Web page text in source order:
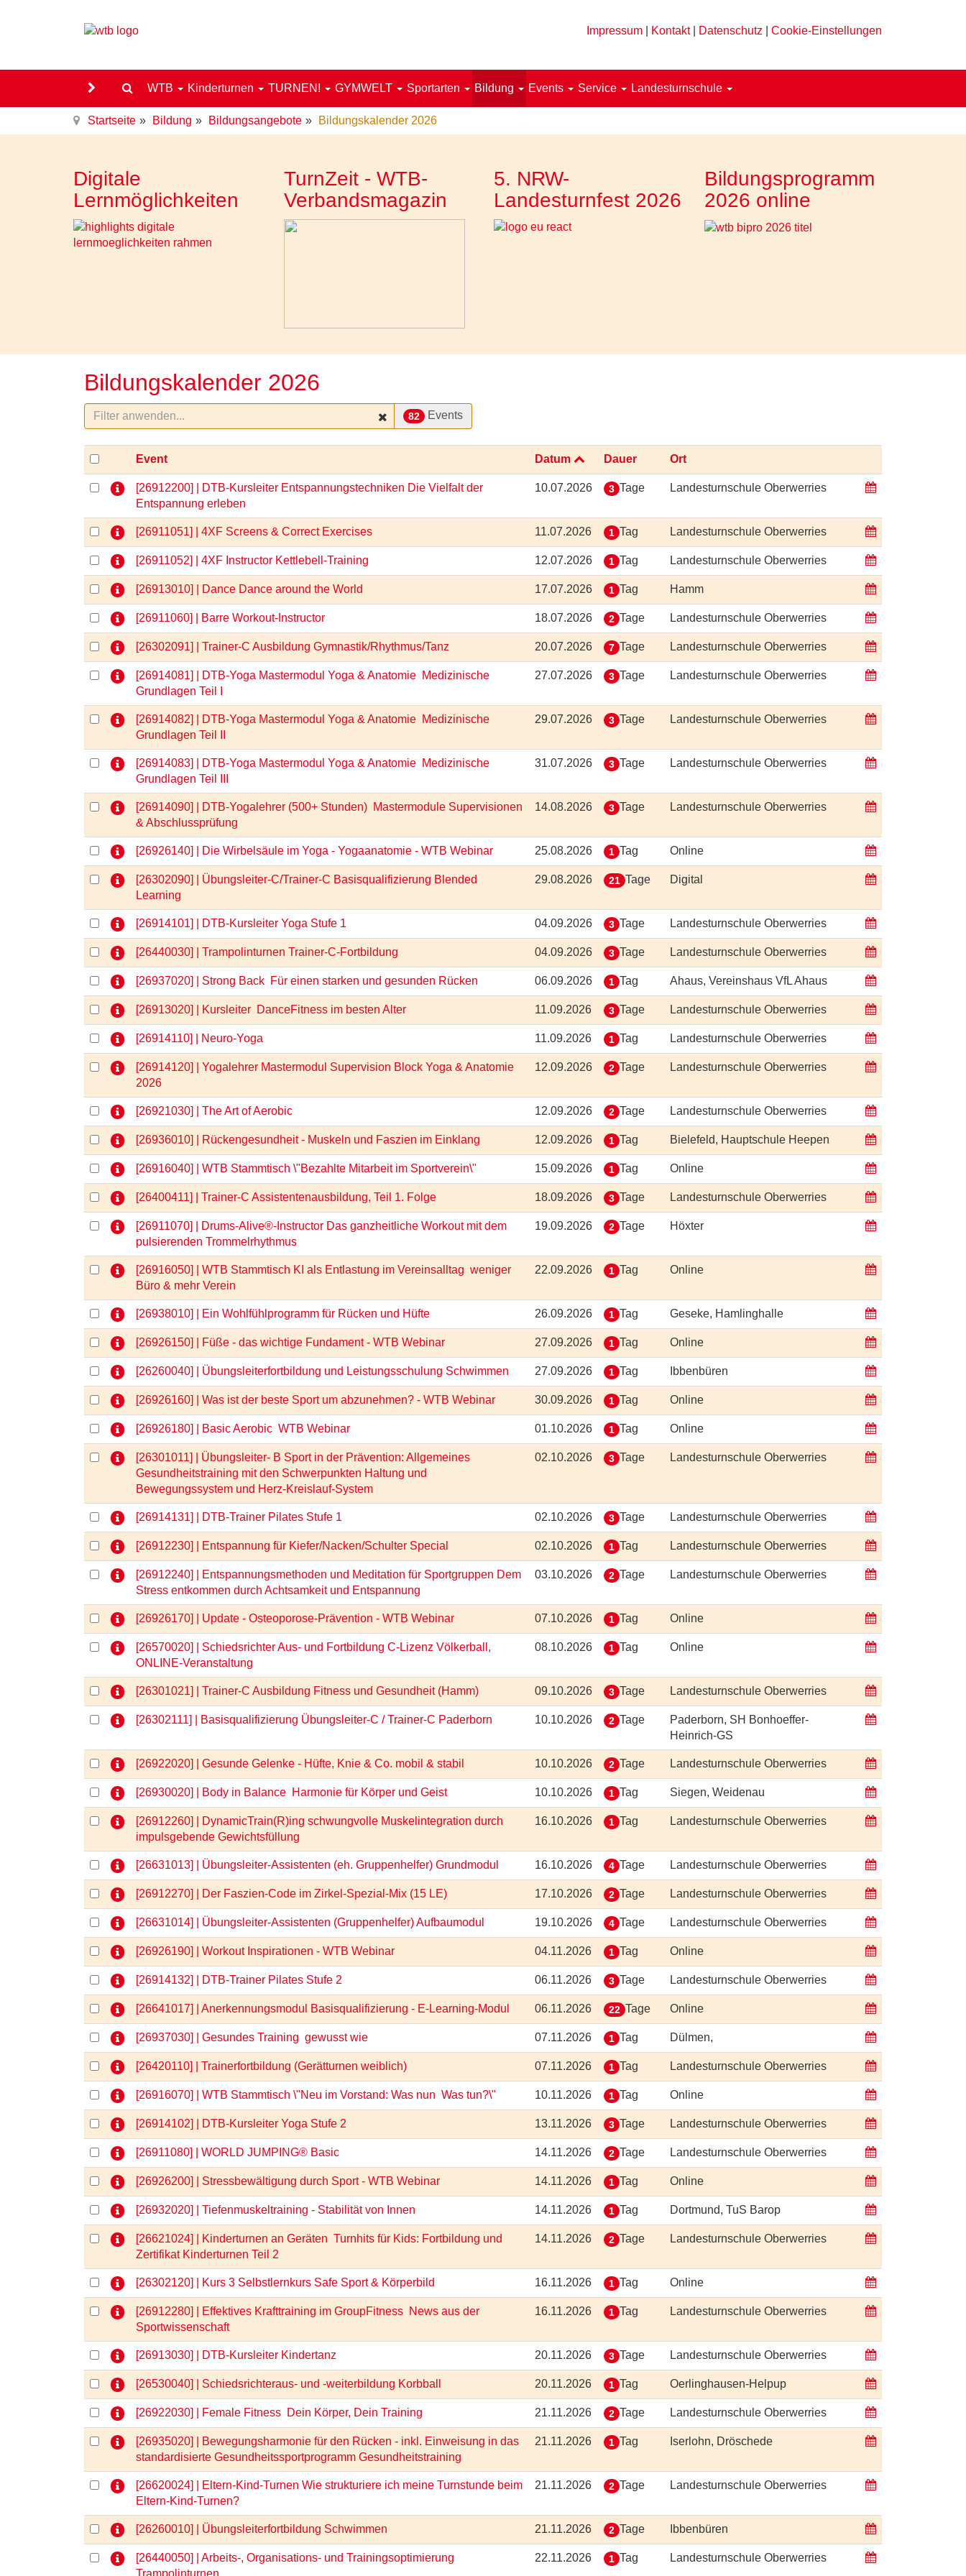
Impressum Kontakt| Datenschutz Cookie-Einstellungen
WTB Kinderturnen TURNEN! GYMWELT Sportarten Bildung Events Service Landesturnschule
Startseite Bildung Bildungsangebote Bildungskalender 2026
Digitale
Lernmöglichkeiten
TurnZeit - WTB-
Verbandsmagazin
5. NRW-
Landesturnfest 2026
Bildungsprogramm
2026 online
Bildungskalender 2026
82 Events
Event Datum Dauer Ort
[26912200] | DTB-Kursleiter Entspannungstechniken Die Vielfalt der
Entspannung erleben
10.07.2026 3 Tage Landesturnschule Oberwerries
[26911051] | 4XF Screens & Correct Exercises 11.07.2026 1 Tag Landesturnschule Oberwerries
[26911052] | 4XF Instructor Kettlebell-Training 12.07.2026 1 Tag Landesturnschule Oberwerries
[26913010] | Dance Dance around the World 17.07.2026 1 Tag Hamm
[26911060] | Barre Workout-Instructor 18.07.2026 2 Tage Landesturnschule Oberwerries
[26302091] | Trainer-C Ausbildung Gymnastik/Rhythmus/Tanz 20.07.2026 7 Tage Landesturnschule Oberwerries
[26914081] | DTB-Yoga Mastermodul Yoga & Anatomie  Medizinische
Grundlagen Teil I
27.07.2026 3 Tage Landesturnschule Oberwerries
[26914082] | DTB-Yoga Mastermodul Yoga & Anatomie  Medizinische
Grundlagen Teil II
29.07.2026 3 Tage Landesturnschule Oberwerries
[26914083] | DTB-Yoga Mastermodul Yoga & Anatomie  Medizinische
Grundlagen Teil III
31.07.2026 3 Tage Landesturnschule Oberwerries
[26914090] | DTB-Yogalehrer (500+ Stunden)  Mastermodule Supervisionen
& Abschlussprüfung
14.08.2026 3 Tage Landesturnschule Oberwerries
[26926140] | Die Wirbelsäule im Yoga - Yogaanatomie - WTB Webinar 25.08.2026 1 Tag Online
[26302090] | Übungsleiter-C/Trainer-C Basisqualifizierung Blended
Learning
29.08.2026 21 Tage Digital
[26914101] | DTB-Kursleiter Yoga Stufe 1 04.09.2026 3 Tage Landesturnschule Oberwerries
[26440030] | Trampolinturnen Trainer-C-Fortbildung 04.09.2026 3 Tage Landesturnschule Oberwerries
[26937020] | Strong Back  Für einen starken und gesunden Rücken 06.09.2026 1 Tag Ahaus, Vereinshaus VfL Ahaus
[26913020] | Kursleiter  DanceFitness im besten Alter 11.09.2026 3 Tage Landesturnschule Oberwerries
[26914110] | Neuro-Yoga 11.09.2026 1 Tag Landesturnschule Oberwerries
[26914120] | Yogalehrer Mastermodul Supervision Block Yoga & Anatomie
2026
12.09.2026 2 Tage Landesturnschule Oberwerries
[26921030] | The Art of Aerobic 12.09.2026 2 Tage Landesturnschule Oberwerries
[26936010] | Rückengesundheit - Muskeln und Faszien im Einklang 12.09.2026 1 Tag Bielefeld, Hauptschule Heepen
[26916040] | WTB Stammtisch \"Bezahlte Mitarbeit im Sportverein\" 15.09.2026 1 Tag Online
[26400411] | Trainer-C Assistentenausbildung, Teil 1. Folge 18.09.2026 3 Tage Landesturnschule Oberwerries
[26911070] | Drums-Alive®-Instructor Das ganzheitliche Workout mit dem
pulsierenden Trommelrhythmus
19.09.2026 2 Tage Höxter
[26916050] | WTB Stammtisch KI als Entlastung im Vereinsalltag  weniger
Büro & mehr Verein
22.09.2026 1 Tag Online
[26938010] | Ein Wohlfühlprogramm für Rücken und Hüfte 26.09.2026 1 Tag Geseke, Hamlinghalle
[26926150] | Füße - das wichtige Fundament - WTB Webinar 27.09.2026 1 Tag Online
[26260040] | Übungsleiterfortbildung und Leistungsschulung Schwimmen 27.09.2026 1 Tag Ibbenbüren
[26926160] | Was ist der beste Sport um abzunehmen? - WTB Webinar 30.09.2026 1 Tag Online
[26926180] | Basic Aerobic  WTB Webinar 01.10.2026 1 Tag Online
[26301011] | Übungsleiter- B Sport in der Prävention: Allgemeines
Gesundheitstraining mit den Schwerpunkten Haltung und
Bewegungssystem und Herz-Kreislauf-System
02.10.2026 3 Tage Landesturnschule Oberwerries
[26914131] | DTB-Trainer Pilates Stufe 1 02.10.2026 3 Tage Landesturnschule Oberwerries
[26912230] | Entspannung für Kiefer/Nacken/Schulter Special 02.10.2026 1 Tag Landesturnschule Oberwerries
[26912240] | Entspannungsmethoden und Meditation für Sportgruppen Dem
Stress entkommen durch Achtsamkeit und Entspannung
03.10.2026 2 Tage Landesturnschule Oberwerries
[26926170] | Update - Osteoporose-Prävention - WTB Webinar 07.10.2026 1 Tag Online
[26570020] | Schiedsrichter Aus- und Fortbildung C-Lizenz Völkerball,
ONLINE-Veranstaltung
08.10.2026 1 Tag Online
[26301021] | Trainer-C Ausbildung Fitness und Gesundheit (Hamm) 09.10.2026 3 Tage Landesturnschule Oberwerries
[26302111] | Basisqualifizierung Übungsleiter-C / Trainer-C Paderborn 10.10.2026 2 Tage
Paderborn, SH Bonhoeffer-
Heinrich-GS
[26922020] | Gesunde Gelenke - Hüfte, Knie & Co. mobil & stabil 10.10.2026 2 Tage Landesturnschule Oberwerries
[26930020] | Body in Balance  Harmonie für Körper und Geist 10.10.2026 1 Tag Siegen, Weidenau
[26912260] | DynamicTrain(R)ing schwungvolle Muskelintegration durch
impulsgebende Gewichtsfüllung
16.10.2026 1 Tag Landesturnschule Oberwerries
[26631013] | Übungsleiter-Assistenten (eh. Gruppenhelfer) Grundmodul 16.10.2026 4 Tage Landesturnschule Oberwerries
[26912270] | Der Faszien-Code im Zirkel-Spezial-Mix (15 LE) 17.10.2026 2 Tage Landesturnschule Oberwerries
[26631014] | Übungsleiter-Assistenten (Gruppenhelfer) Aufbaumodul 19.10.2026 4 Tage Landesturnschule Oberwerries
[26926190] | Workout Inspirationen - WTB Webinar 04.11.2026 1 Tag Online
[26914132] | DTB-Trainer Pilates Stufe 2 06.11.2026 3 Tage Landesturnschule Oberwerries
[26641017] | Anerkennungsmodul Basisqualifizierung - E-Learning-Modul 06.11.2026 22 Tage Online
[26937030] | Gesundes Training  gewusst wie 07.11.2026 1 Tag Dülmen,
[26420110] | Trainerfortbildung (Gerätturnen weiblich) 07.11.2026 1 Tag Landesturnschule Oberwerries
[26916070] | WTB Stammtisch \"Neu im Vorstand: Was nun  Was tun?\" 10.11.2026 1 Tag Online
[26914102] | DTB-Kursleiter Yoga Stufe 2 13.11.2026 3 Tage Landesturnschule Oberwerries
[26911080] | WORLD JUMPING® Basic 14.11.2026 2 Tage Landesturnschule Oberwerries
[26926200] | Stressbewältigung durch Sport - WTB Webinar 14.11.2026 1 Tag Online
[26932020] | Tiefenmuskeltraining - Stabilität von Innen 14.11.2026 1 Tag Dortmund, TuS Barop
[26621024] | Kinderturnen an Geräten  Turnhits für Kids: Fortbildung und
Zertifikat Kinderturnen Teil 2
14.11.2026 2 Tage Landesturnschule Oberwerries
[26302120] | Kurs 3 Selbstlernkurs Safe Sport & Körperbild 16.11.2026 1 Tag Online
[26912280] | Effektives Krafttraining im GroupFitness  News aus der
Sportwissenschaft
16.11.2026 1 Tag Landesturnschule Oberwerries
[26913030] | DTB-Kursleiter Kindertanz 20.11.2026 3 Tage Landesturnschule Oberwerries
[26530040] | Schiedsrichteraus- und -weiterbildung Korbball 20.11.2026 1 Tag Oerlinghausen-Helpup
[26922030] | Female Fitness  Dein Körper, Dein Training 21.11.2026 2 Tage Landesturnschule Oberwerries
[26935020] | Bewegungsharmonie für den Rücken - inkl. Einweisung in das
standardisierte Gesundheitssportprogramm Gesundheitstraining
21.11.2026 1 Tag Iserlohn, Dröschede
[26620024] | Eltern-Kind-Turnen Wie strukturiere ich meine Turnstunde beim
Eltern-Kind-Turnen?
21.11.2026 2 Tage Landesturnschule Oberwerries
[26260010] | Übungsleiterfortbildung Schwimmen 21.11.2026 2 Tage Ibbenbüren
[26440050] | Arbeits-, Organisations- und Trainingsoptimierung
Trampolinturnen
22.11.2026 1 Tag Landesturnschule Oberwerries